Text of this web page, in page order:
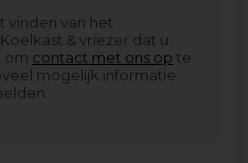
vinden van het
& vriezer dat u
om contact met ons op te
mogelijk informatie